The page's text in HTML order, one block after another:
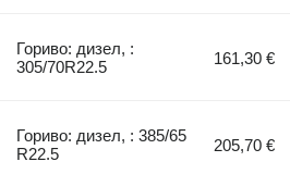
Гориво: дизел, :
305/70R22.5
161,30 €
Гориво: дизел, : 385/65
R22.5
205,70 €